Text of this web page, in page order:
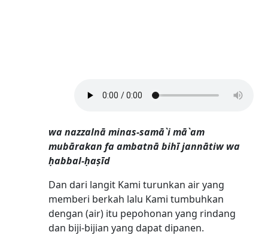
wa nazzalnā minas-samā`i mā`am
mubārakan fa ambatnā bihī jannātiw wa
ḥabbal-ḥaṣīd
Dan dari langit Kami turunkan air yang
memberi berkah lalu Kami tumbuhkan
dengan (air) itu pepohonan yang rindang
dan biji-bijian yang dapat dipanen.